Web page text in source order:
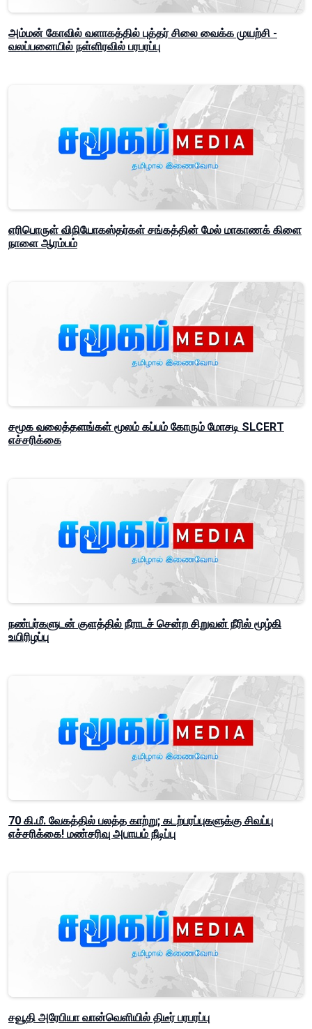
அம்மன் கோவில் வளாகத்தில் புத்தர் சிலை வைக்க முயற்சி -
வலப்பனையில் நள்ளிரவில் பரபரப்பு
எரிபொருள் விநியோகஸ்தர்கள் சங்கத்தின் மேல் மாகாணக் கிளை
நாளை ஆரம்பம்
சமூக வலைத்தளங்கள் மூலம் கப்பம் கோரும் மோசடி SLCERT
எச்சரிக்கை
நண்பர்களுடன் குளத்தில் நீராடச் சென்ற சிறுவன் நீரில் மூழ்கி
உயிரிழப்பு
70 கி.மீ. வேகத்தில் பலத்த காற்று; கடற்பரப்புகளுக்கு சிவப்பு
எச்சரிக்கை! மண்சரிவு அபாயம் நீடிப்பு
சவூதி அரேபியா வான்வெளியில் திடீர் பரபரப்பு